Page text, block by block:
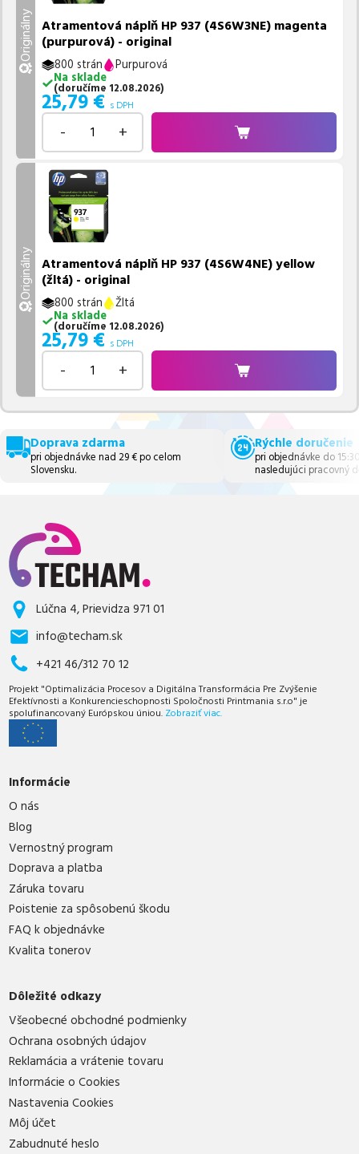
Originálny Atramentová náplň HP 937 (4S6W3NE) magenta
(purpurová) - original
800 strán
Purpurová
Na sklade
(doručíme 12.08.2026)
25,79 € s DPH
- +
Originálny Atramentová náplň HP 937 (4S6W4NE) yellow
(žltá) - original
800 strán
Žltá
Na sklade
(doručíme 12.08.2026)
25,79 € s DPH
- +
Doprava zdarma
pri objednávke nad 29 € po celom
Slovensku.
Rýchle doručenie
pri objednávke do
nasledujúci pracovný
Lúčna 4, Prievidza 971 01
info@techam.sk
+421 46/312 70 12
Projekt "Optimalizácia Procesov a Digitálna Transformácia Pre Zvýšenie
Efektívnosti a Konkurencieschopnosti Spoločnosti Printmania s.r.o" je
spolufinancovaný Európskou úniou. Zobraziť viac.
Informácie
O nás
Blog
Vernostný program
Doprava a platba
Záruka tovaru
Poistenie za spôsobenú škodu
FAQ k objednávke
Kvalita tonerov
Dôležité odkazy
Všeobecné obchodné podmienky
Ochrana osobných údajov
Reklamácia a vrátenie tovaru
Informácie o Cookies
Nastavenia Cookies
Môj účet
Zabudnuté heslo